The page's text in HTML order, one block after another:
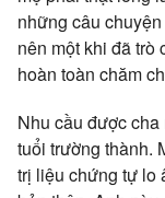
những câu
nên một khi đã trò
hoàn toàn chăm
Nhu cầu được
tuổi trường thành.
trị liệu chứng tự lo